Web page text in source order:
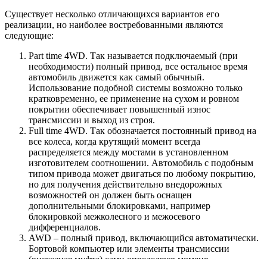
Существует несколько отличающихся вариантов его
реализации, но наиболее востребованными являются
следующие:
Part time 4WD. Так называется подключаемый (при
необходимости) полный привод, все остальное время
автомобиль движется как самый обычный.
Использование подобной системы возможно только
кратковременно, ее применение на сухом и ровном
покрытии обеспечивает повышенный износ
трансмиссии и выход из строя.
Full time 4WD. Так обозначается постоянный привод на
все колеса, когда крутящий момент всегда
распределяется между мостами в установленном
изготовителем соотношении. Автомобиль с подобным
типом привода может двигаться по любому покрытию,
но для получения действительно внедорожных
возможностей он должен быть оснащен
дополнительными блокировками, например
блокировкой межколесного и межосевого
дифференциалов.
AWD – полный привод, включающийся автоматически.
Бортовой компьютер или элементы трансмиссии